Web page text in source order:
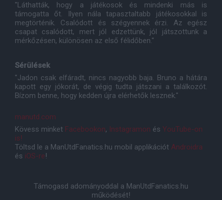
"Láthatták, hogy a játékosok és mindenki más is
támogatta őt. Ilyen nála tapasztaltabb játékosokkal is
megtörténik. Csalódott és szégyennek érzi. Az egész
csapat csalódott, mert jól edzettünk, jól játszottunk a
mérkőzésen, különösen az első félidőben."
Sérülések
"Jadon csak elfáradt, nincs nagyobb baja. Bruno a hátára
kapott egy jókorát, de végig tudta játszani a találkozót.
Bízom benne, hogy kedden újra elérhetők lesznek."
manutd.com
Kövess minket Facebookon, Instagramon és YouTube-on
is!
Töltsd le a ManUtdFanatics.hu mobil applikációt Androidra
és iOS-re!
Támogasd adományoddal a ManUtdFanatics.hu
működését!